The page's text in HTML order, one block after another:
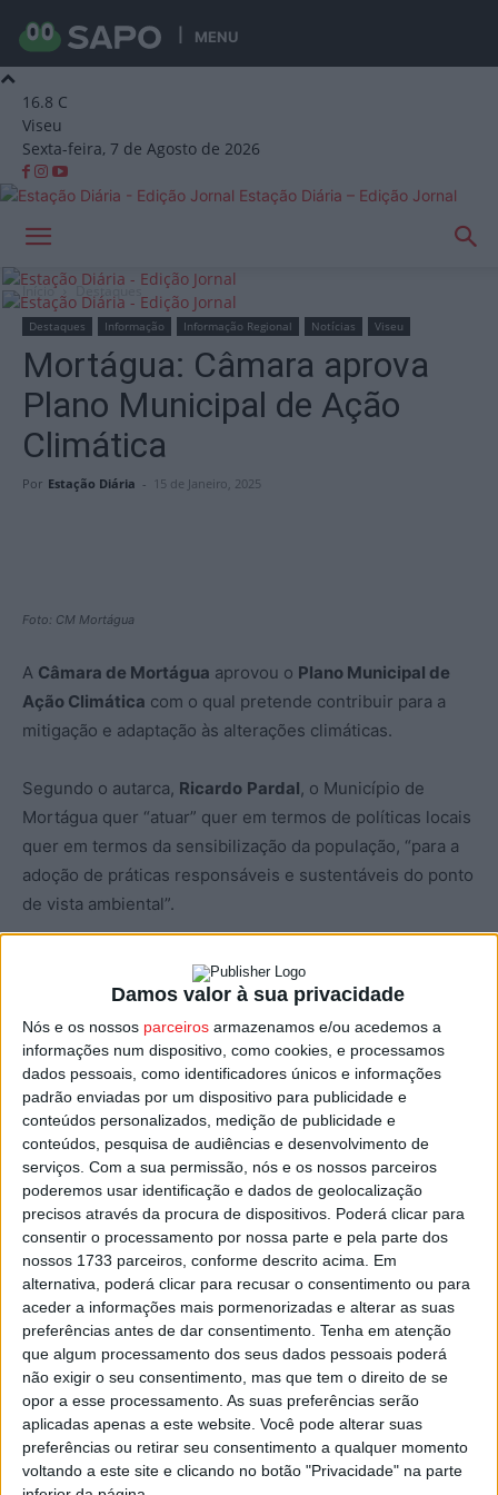
Damos valor à sua privacidade
Nós e os nossos parceiros armazenamos e/ou acedemos a
informações num dispositivo, como cookies, e processamos
dados pessoais, como identificadores únicos e informações
padrão enviadas por um dispositivo para publicidade e
conteúdos personalizados, medição de publicidade e
conteúdos, pesquisa de audiências e desenvolvimento de
serviços. Com a sua permissão, nós e os nossos parceiros
poderemos usar identificação e dados de geolocalização
precisos através da procura de dispositivos. Poderá clicar para
consentir o processamento por nossa parte e pela parte dos
nossos 1733 parceiros, conforme descrito acima. Em
alternativa, poderá clicar para recusar o consentimento ou para
aceder a informações mais pormenorizadas e alterar as suas
preferências antes de dar consentimento. Tenha em atenção
que algum processamento dos seus dados pessoais poderá
não exigir o seu consentimento, mas que tem o direito de se
opor a esse processamento. As suas preferências serão
aplicadas apenas a este website. Você pode alterar suas
preferências ou retirar seu consentimento a qualquer momento
voltando a este site e clicando no botão "Privacidade" na parte
MENU
16.8 C
Viseu
Sexta-feira, 7 de Agosto de 2026
Estação Diária – Edição Jornal
Início Destaques
Destaques Informação Informação Regional Notícias Viseu
Mortágua: Câmara aprova
Plano Municipal de Ação
Climática
Por Estação Diária - 15 de Janeiro, 2025
Foto: CM Mortágua
A Câmara de Mortágua aprovou o Plano Municipal de
Ação Climática com o qual pretende contribuir para a
mitigação e adaptação às alterações climáticas.
Segundo o autarca, Ricardo Pardal, o Município de
Mortágua quer “atuar” quer em termos de políticas locais
quer em termos da sensibilização da população, “para a
adoção de práticas responsáveis e sustentáveis do ponto
de vista ambiental”.
O autarca acredita que, “à escala local, através da
implementação de medidas e ações efetivas”, será
possível “promover um desenvolvimento sustentável e
harmonioso que assegure bem-estar e qualidade de
vida” para os que vivem no território, sem comprometer a
sustentabilidade ambiental.
Esta e outras notícias para ouvir na Estação Diária – 96.8
FM ou em www.968.fm.
Plano Municipal de Ação Climática